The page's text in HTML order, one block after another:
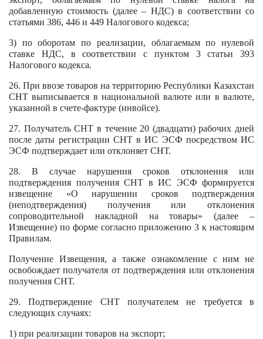
добавленную стоимость (далее – НДС) в соответствии со
статьями 386, 446 и 449 Налогового кодекса;
3) по оборотам по реализации, облагаемым по нулевой
ставке НДС, в соответствии с пунктом 3статьи 393
Налогового кодекса.
26. При ввозе товаров на территорию Республики Казахстан
СНТ выписывается в национальной валюте или в валюте,
указанной в счете-фактуре (инвойсе).
27. Получатель СНТ в течение 20 (двадцати) рабочих дней
после даты регистрации СНТ в ИС ЭСФ посредством ИС
ЭСФ подтверждает или отклоняет СНТ.
28. В случае нарушения сроков отклонения или
подтверждения получения СНТ в ИС ЭСФ формируется
извещение «О нарушении сроков подтверждения
(неподтверждения) получения или отклонения
сопроводительной накладной на товары» (далее –
Извещение) по форме согласно приложению 3 к настоящим
Правилам.
Получение Извещения, а также ознакомление с ним не
освобождает получателя от подтверждения или отклонения
получения СНТ.
29. Подтверждение СНТ получателем не требуется в
следующих случаях:
1) при реализации товаров на экспорт;